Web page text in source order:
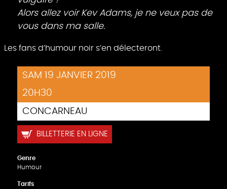
Alors allez voir Kev Adams, je ne veux pas de
vous dans ma salle.
Les fans d’humour noir s’en délecteront.
SAM 19 JANVIER 2019
20H30
CONCARNEAU
BILLETTERIE EN LIGNE
Genre
Humour
Tarifs